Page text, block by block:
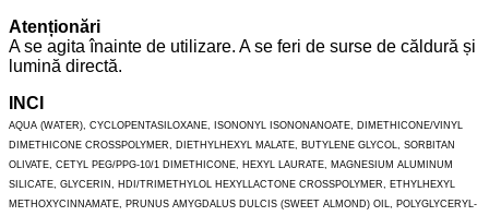
Atenționări
A se agita înainte de utilizare. A se feri de surse de căldură și
lumină directă.
INCI
AQUA (WATER), CYCLOPENTASILOXANE, ISONONYL ISONONANOATE, DIMETHICONE/VINYL
DIMETHICONE CROSSPOLYMER, DIETHYLHEXYL MALATE, BUTYLENE GLYCOL, SORBITAN
OLIVATE, CETYL PEG/PPG-10/1 DIMETHICONE, HEXYL LAURATE, MAGNESIUM ALUMINUM
SILICATE, GLYCERIN, HDI/TRIMETHYLOL HEXYLLACTONE CROSSPOLYMER, ETHYLHEXYL
METHOXYCINNAMATE, PRUNUS AMYGDALUS DULCIS (SWEET ALMOND) OIL, POLYGLYCERYL-